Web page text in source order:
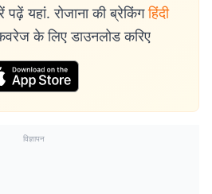
पढ़ें यहां. रोजाना की ब्रेकिंग हिंदी
के लिए डाउनलोड करिए
विज्ञापन